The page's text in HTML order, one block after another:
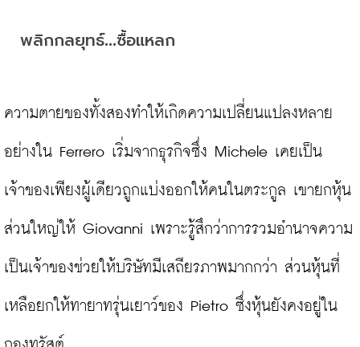
พลิกกลยุทธ์...ซื้อแหลก
ความตายของทั้งสองทำให้เกิดความเปลี่ยนแปลงหลาย
อย่างใน Ferrero เริ่มจากธุรกิจซึ่ง Michele เคยเป็น
เจ้าของเพียงผู้เดียวถูกแบ่งออกให้คนในตระกูล เขายกหุ้น
ส่วนใหญ่ให้ Giovanni เพราะรู้สึกว่าการรวมอำนาจความ
เป็นเจ้าของช่วยให้บริษัทมีเสถียรภาพมากกว่า ส่วนหุ้นที่
เหลือยกให้ทายาทรุ่นเยาว์ของ Pietro ซึ่งหุ้นยังคงอยู่ใน